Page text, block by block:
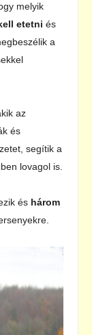
melyik
etetni és
a
az
és
segítik a
lovagol is.
és három